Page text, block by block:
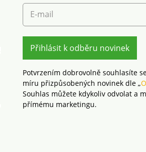
E-mail
Přihlásit k odběru novinek
Potvrzením dobrovolně souhlasíte
míru přizpůsobených novinek dle „
Souhlas můžete kdykoliv odvolat a
přímému marketingu.